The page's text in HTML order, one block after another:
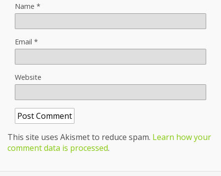
Name *
Email *
Website
This site uses Akismet to reduce spam. Learn how your
comment data is processed.